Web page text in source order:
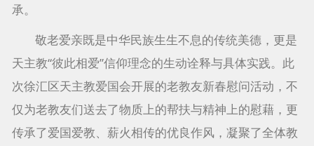
承。
敬老爱亲既是中华民族生生不息的传统美德，更是
天主教“彼此相爱”信仰理念的生动诠释与具体实践。此
次徐汇区天主教爱国会开展的老教友新春慰问活动，不
仅为老教友们送去了物质上的帮扶与精神上的慰藉，更
传承了爱国爱教、薪火相传的优良作风，凝聚了全体教